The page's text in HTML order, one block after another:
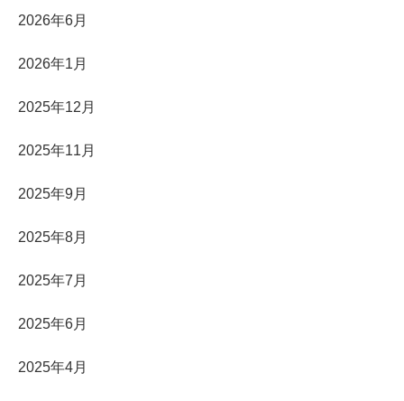
2026年6月
2026年1月
2025年12月
2025年11月
2025年9月
2025年8月
2025年7月
2025年6月
2025年4月